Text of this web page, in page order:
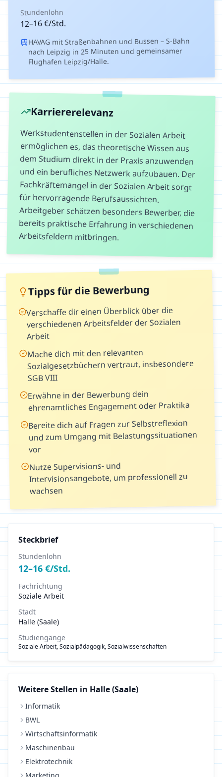
Stundenlohn
12–16€/Std.
HAVAG mit Straßenbahnen und Bussen – S-Bahn
nach Leipzig in 25 Minuten und gemeinsamer
Flughafen Leipzig/Halle.
Karriererelevanz
Werkstudentenstellen in der Sozialen Arbeit
ermöglichen es, das theoretische Wissen aus
dem Studium direkt in der Praxis anzuwenden
und ein berufliches Netzwerk aufzubauen. Der
Fachkräftemangel in der Sozialen Arbeit sorgt
für hervorragende Berufsaussichten.
Arbeitgeber schätzen besonders Bewerber, die
bereits praktische Erfahrung in verschiedenen
Arbeitsfeldern mitbringen.
Tipps für die Bewerbung
Verschaffe dir einen Überblick über die
verschiedenen Arbeitsfelder der Sozialen
Arbeit
Mache dich mit den relevanten
Sozialgesetzbüchern vertraut, insbesondere
SGB VIII
Erwähne in der Bewerbung dein
ehrenamtliches Engagement oder Praktika
Bereite dich auf Fragen zur Selbstreflexion
und zum Umgang mit Belastungssituationen
vor
Nutze Supervisions- und
Intervisionsangebote, um professionell zu
wachsen
Steckbrief
Stundenlohn
12–16 €/Std.
Fachrichtung
Soziale Arbeit
Stadt
Halle (Saale)
Studiengänge
Soziale Arbeit, Sozialpädagogik, Sozialwissenschaften
Weitere Stellen in Halle (Saale)
Informatik
BWL
Wirtschaftsinformatik
Maschinenbau
Elektrotechnik